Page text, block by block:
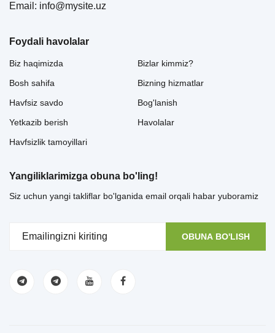
Email: info@mysite.uz
Foydali havolalar
Biz haqimizda
Bosh sahifa
Havfsiz savdo
Yetkazib berish
Havfsizlik tamoyillari
Bizlar kimmiz?
Bizning hizmatlar
Bog'lanish
Havolalar
Yangiliklarimizga obuna bo'ling!
Siz uchun yangi takliflar bo'lganida email orqali habar yuboramiz
OBUNA BO'LISH